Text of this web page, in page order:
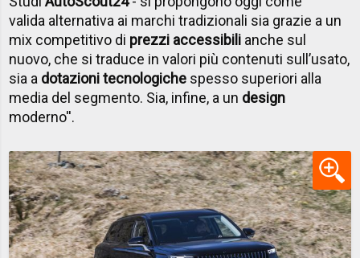
valida alternativa ai marchi tradizionali sia grazie a un
mix competitivo di prezzi accessibili anche sul
nuovo, che si traduce in valori più contenuti sull’usato,
sia a dotazioni tecnologiche spesso superiori alla
media del segmento. Sia, infine, a un design
moderno''.